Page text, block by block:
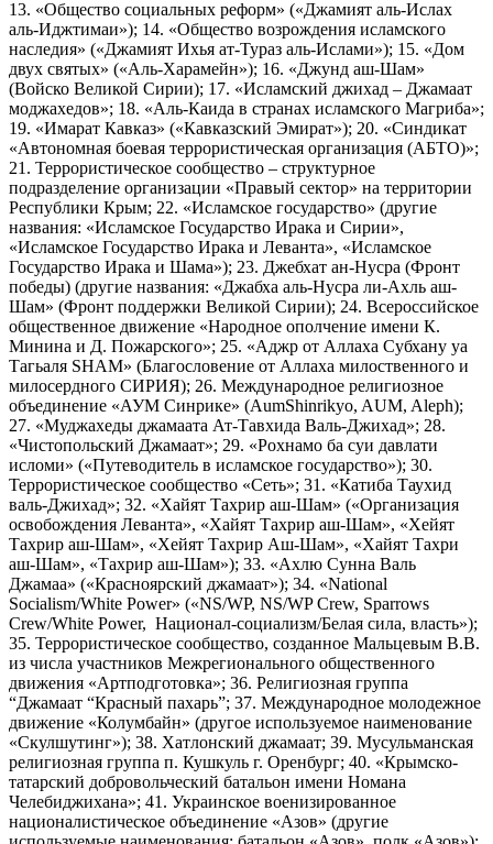
13. «Общество социальных реформ» («Джамият аль-Ислах
аль-Иджтимаи»); 14. «Общество возрождения исламского
наследия» («Джамият Ихья ат-Тураз аль-Ислами»); 15. «Дом
двух святых» («Аль-Харамейн»); 16. «Джунд аш-Шам»
(Войско Великой Сирии); 17. «Исламский джихад – Джамаат
моджахедов»; 18. «Аль-Каида в странах исламского Магриба»;
19. «Имарат Кавказ» («Кавказский Эмират»); 20. «Синдикат
«Автономная боевая террористическая организация (АБТО)»;
21. Террористическое сообщество – структурное
подразделение организации «Правый сектор» на территории
Республики Крым; 22. «Исламское государство» (другие
названия: «Исламское Государство Ирака и Сирии»,
«Исламское Государство Ирака и Леванта», «Исламское
Государство Ирака и Шама»); 23. Джебхат ан-Нусра (Фронт
победы) (другие названия: «Джабха аль-Нусра ли-Ахль аш-
Шам» (Фронт поддержки Великой Сирии); 24. Всероссийское
общественное движение «Народное ополчение имени К.
Минина и Д. Пожарского»; 25. «Аджр от Аллаха Субхану уа
Тагьаля SHAM» (Благословение от Аллаха милоственного и
милосердного СИРИЯ); 26. Международное религиозное
объединение «АУМ Синрике» (AumShinrikyo, AUM, Aleph);
27. «Муджахеды джамаата Ат-Тавхида Валь-Джихад»; 28.
«Чистопольский Джамаат»; 29. «Рохнамо ба суи давлати
исломи» («Путеводитель в исламское государство»); 30.
Террористическое сообщество «Сеть»; 31. «Катиба Таухид
валь-Джихад»; 32. «Хайят Тахрир аш-Шам» («Организация
освобождения Леванта», «Хайят Тахрир аш-Шам», «Хейят
Тахрир аш-Шам», «Хейят Тахрир Аш-Шам», «Хайят Тахри
аш-Шам», «Тахрир аш-Шам»); 33. «Ахлю Сунна Валь
Джамаа» («Красноярский джамаат»); 34. «National
Socialism/White Power» («NS/WP, NS/WP Crew, Sparrows
Crew/White Power, Национал-социализм/Белая сила, власть»);
35. Террористическое сообщество, созданное Мальцевым В.В.
из числа участников Межрегионального общественного
движения «Артподготовка»; 36. Религиозная группа
“Джамаат “Красный пахарь”; 37. Международное молодежное
движение «Колумбайн» (другое используемое наименование
«Скулшутинг»); 38. Хатлонский джамаат; 39. Мусульманская
религиозная группа п. Кушкуль г. Оренбург; 40. «Крымско-
татарский добровольческий батальон имени Номана
Челебиджихана»; 41. Украинское военизированное
националистическое объединение «Азов» (другие